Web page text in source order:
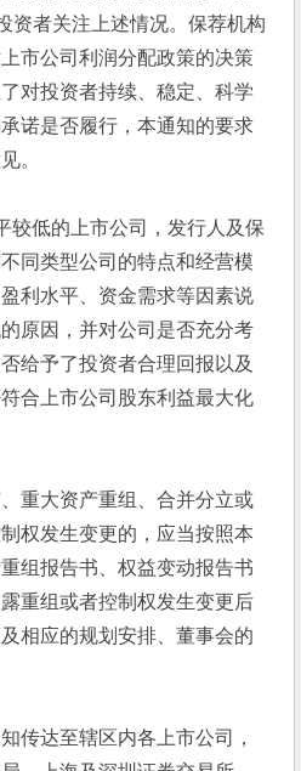
资者关注上述情况。保荐机构
市公司利润分配政策的决策
对投资者持续、稳定、科学
诺是否履行，本通知的要求
。
较低的上市公司，发行人及保
同类型公司的特点和经营模
利水平、资金需求等因素说
原因，并对公司是否充分考
给予了投资者合理回报以及
合上市公司股东利益最大化
重大资产重组、合并分立或
权发生变更的，应当按照本
组报告书、权益变动报告书
重组或者控制权发生变更后
相应的规划安排、董事会的
传达至辖区内各上市公司，